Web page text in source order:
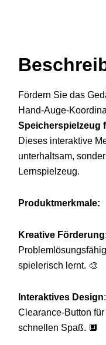
Fördern Sie das
Hand-Auge-
Speicherspielzeug
Dieses interaktive
unterhaltsam,
Lernspielzeug.
Produktmerkmale:
Kreative Förderung
spielerisch lernt. 🎨
Interaktives Design
Clearance-Button
schnellen Spaß. 🔲